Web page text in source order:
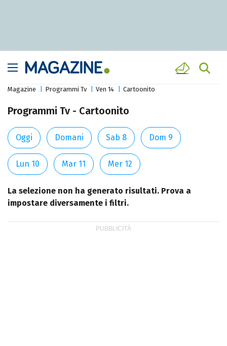
Magazine Programmi Tv Ven 14 Cartoonito
Programmi Tv - Cartoonito
Oggi Domani Sab 8 Dom 9
Lun 10 Mar 11 Mer 12
La selezione non ha generato risultati. Prova a
impostare diversamente i filtri.